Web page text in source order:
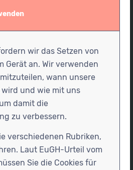
wir das Setzen von
Gerät an. Wir verwenden
wann unsere
und wie mit uns
damit die
zu verbessern.
verschiedenen Rubriken,
Laut EuGH-Urteil vom
Sie die Cookies für
für Säuglinge, Kinder und
ruegen.de